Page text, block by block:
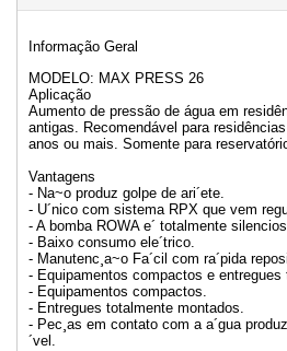
Informação Geral
MODELO: MAX PRESS 26
Aplicação
Aumento de pressão de água em
antigas. Recomendável para
anos ou mais. Somente para
Vantagens
- Na~o produz golpe de ari´ete.
- U´nico com sistema RPX que vem
- A bomba ROWA e´ totalmente
- Baixo consumo ele´trico.
- Manutenc¸a~o Fa´cil com ra´pida
- Equipamentos compactos e entregues
- Equipamentos compactos.
- Entregues totalmente montados.
- Pec¸as em contato com a a´gua
´vel.